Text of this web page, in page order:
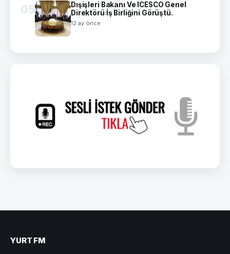
05
Dışişleri Bakanı Ve ICESCO Genel
Direktörü İş Birliğini Görüştü.
12 ay önce
YURT FM